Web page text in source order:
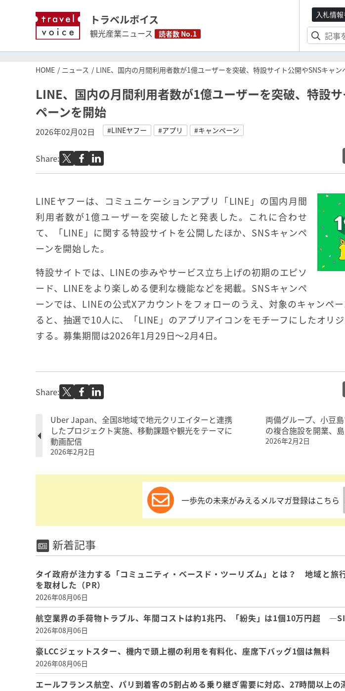
トラベルボイス
観光産業ニュース 読者数 No.1
入札情
HOME ニュース LINE、国内の月間利用者数が1億ユーザーを突破、特設サイト公開やSNSキャン
LINE、国内の月間利用者数が1億ユーザーを突破、特設
ペーンを開始
2026年02月02日 #LINEヤフー #アプリ #キャンペーン
Share:
LINEヤフーは、コミュニケーションアプリ「LINE」の国内月間
利用者数が1億ユーザーを突破したと発表した。これに合わせ
て、「LINE」に関する特設サイトを公開したほか、SNSキャンペ
ーンを開始した。
特設サイトでは、LINEの歩みやサービス立ち上げの初期のエピソ
ード、LINEをより楽しめる便利な機能などを掲載。SNSキャンペ
ーンでは、LINEの公式Xアカウントをフォローのうえ、対象のキャンペ
ると、抽選で10人に、「LINE」のアプリアイコンをモチーフにしたオリ
する。募集期間は2026年1月29日～2月4日。
Share:
Uber Japan、全国8地域で地元クリエイターと連携
したプロジェクト実施、移動課題や観光をテーマに
動画配信
2026年2月2日
両備グループ、小豆
の複合施設を開業、
2026年2月2日
一歩先の未来がみえるメルマガ登録はこちら
新着記事
タイ政府が注力する「コミュニティ・ベースド・ツーリズム」とは？ 地域と旅
を取材した（PR）
2026年08月06日
航空業界の手荷物トラブル、年間コストは約1兆円、「紛失」は1個10万円超
2026年08月06日
豪LCCジェットスター、機内で頭上棚の利用を有料化、座席下バッグ1個は無料
2026年08月06日
エールフランス航空、パリ到着客の5割占める乗り継ぎ需要に対応、27時間以上の